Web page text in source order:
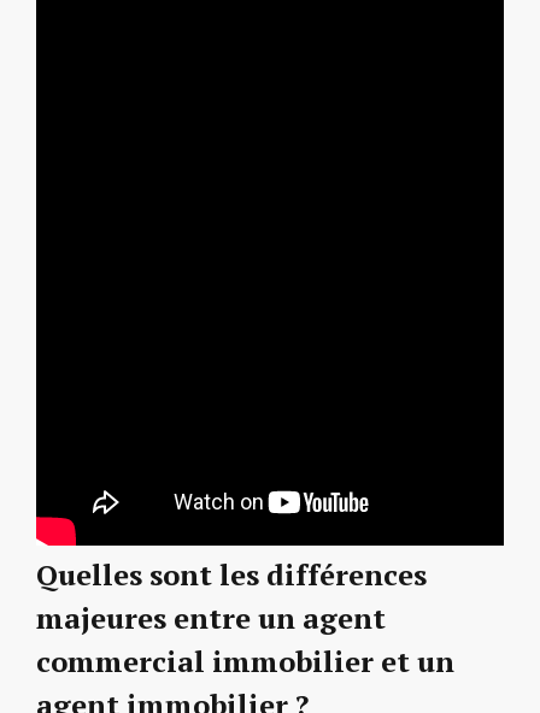
Quelles sont les différences
majeures entre un agent
commercial immobilier et un
agent immobilier ?